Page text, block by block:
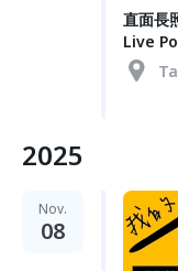
直面長
Live
2025
Nov.
08